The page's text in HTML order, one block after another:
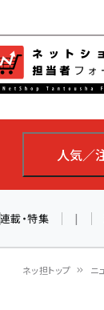
人気／
連載・特集 |
ネッ担トップ ニ